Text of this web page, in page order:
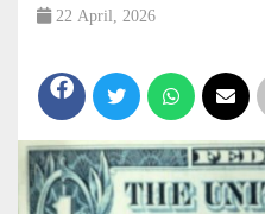
22 April, 2026